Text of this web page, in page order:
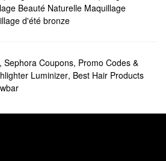
Beauté Naturelle Maquillage
d'été bronze
, Sephora Coupons, Promo Codes &
Luminizer, Best Hair Products